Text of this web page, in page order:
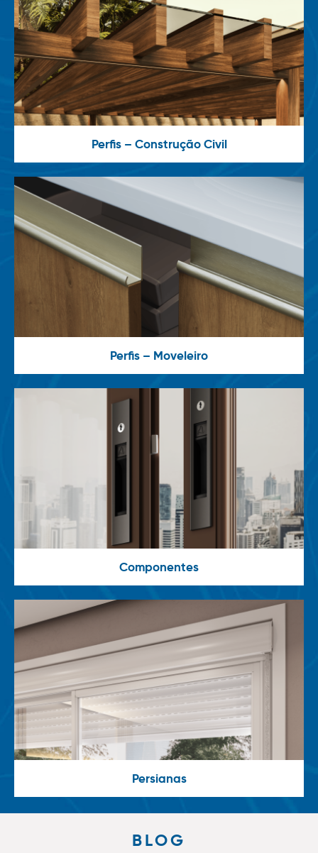
Perfis – Construção Civil
Perfis – Moveleiro
Componentes
Persianas
BLOG